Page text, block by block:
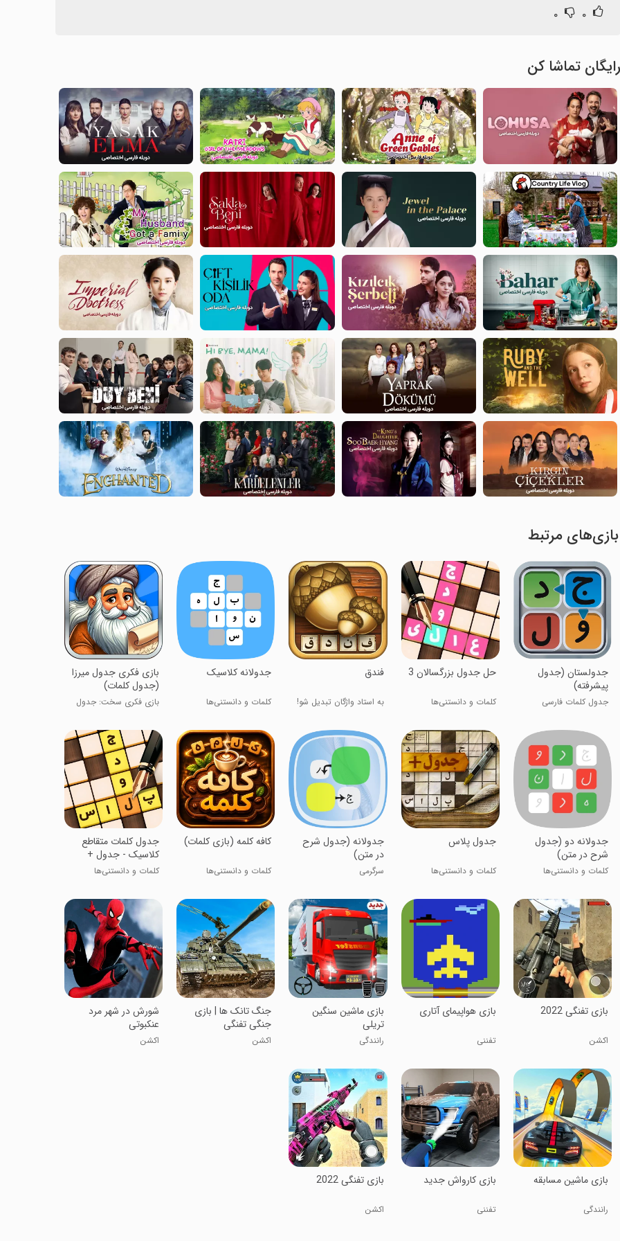
۰ ۰
رایگان تماشا کن
بازی‌های مرتبط
جدولستان (جدول
پیشرفته)
جدول کلمات فارسی
حل جدول بزرگسالان 3
کلمات و دانستنی‌ها
‏‏فندق
به استاد واژگان تبدیل شو!
جدولانه کلاسیک
کلمات و دانستنی‌ها
‏‏‏‏‏‏‏بازی فکری جدول میرزا
(جدول کلمات)
بازی فکری سخت: جدول
‏جدولانه دو (جدول
شرح در متن)
کلمات و دانستنی‌ها
جدول پلاس
کلمات و دانستنی‌ها
جدولانه (جدول شرح
در متن)
سرگرمی
‏‏کافه کلمه (بازی کلمات)
کلمات و دانستنی‌ها
جدول کلمات متقاطع
کلاسیک - جدول +
کلمات و دانستنی‌ها
‏بازی تفنگی 2022
اکشن
بازی هواپیمای آتاری
تفننی
بازی ماشین سنگین
تریلی
رانندگی
جنگ تانک ها | بازی
جنگی تفنگی
اکشن
شورش در شهر مرد
عنکبوتی
اکشن
بازی ماشین مسابقه
رانندگی
بازی کارواش جدید
تفننی
بازی تفنگی 2022
اکشن